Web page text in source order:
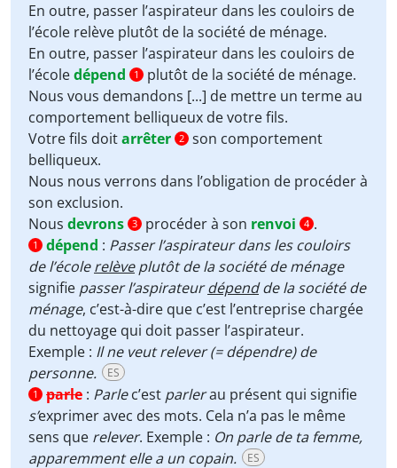
En outre, passer l’aspirateur dans les couloirs de
l’école relève plutôt de la société de ménage.
En outre, passer l’aspirateur dans les couloirs de
l’écoledépend 1
plutôt de la société de ménage.
Nous vous demandons [...] de mettre un termeau
comportement belliqueux de votre fils.
Votre fils doitarrêter 2 son comportement
belliqueux.
Nous nous verrons dans l’obligation de procéder à
son exclusion.
Nous devrons 3 procéder à son renvoi 4 .
1 dépend : Passer l’aspirateur dans les couloirs
de l’écolerelèveplutôt de la société de ménage
signifie passer l’aspirateurdépendde la société de
ménage, c’est-à-dire que c’est l’entreprise chargée
du nettoyage qui doit passer l’aspirateur.
Exemple : Il ne veut relever (= dépendre) de
personne.
ES
1 parle : Parlec’est parlerau présent qui signifie
s’exprimer avec des mots. Cela n’a pas le même
sens que relever. Exemple : On parle de ta femme,
apparemment elle a un copain.
ES